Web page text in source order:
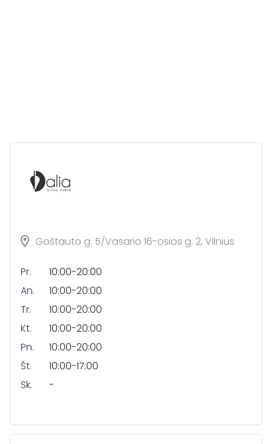
Goštauto g. 5/Vasario 16-osios g. 2, Vilnius
Pr.
10:00-20:00
An.
10:00-20:00
Tr.
10:00-20:00
Kt.
10:00-20:00
Pn.
10:00-20:00
Št.
10:00-17:00
Sk.
-